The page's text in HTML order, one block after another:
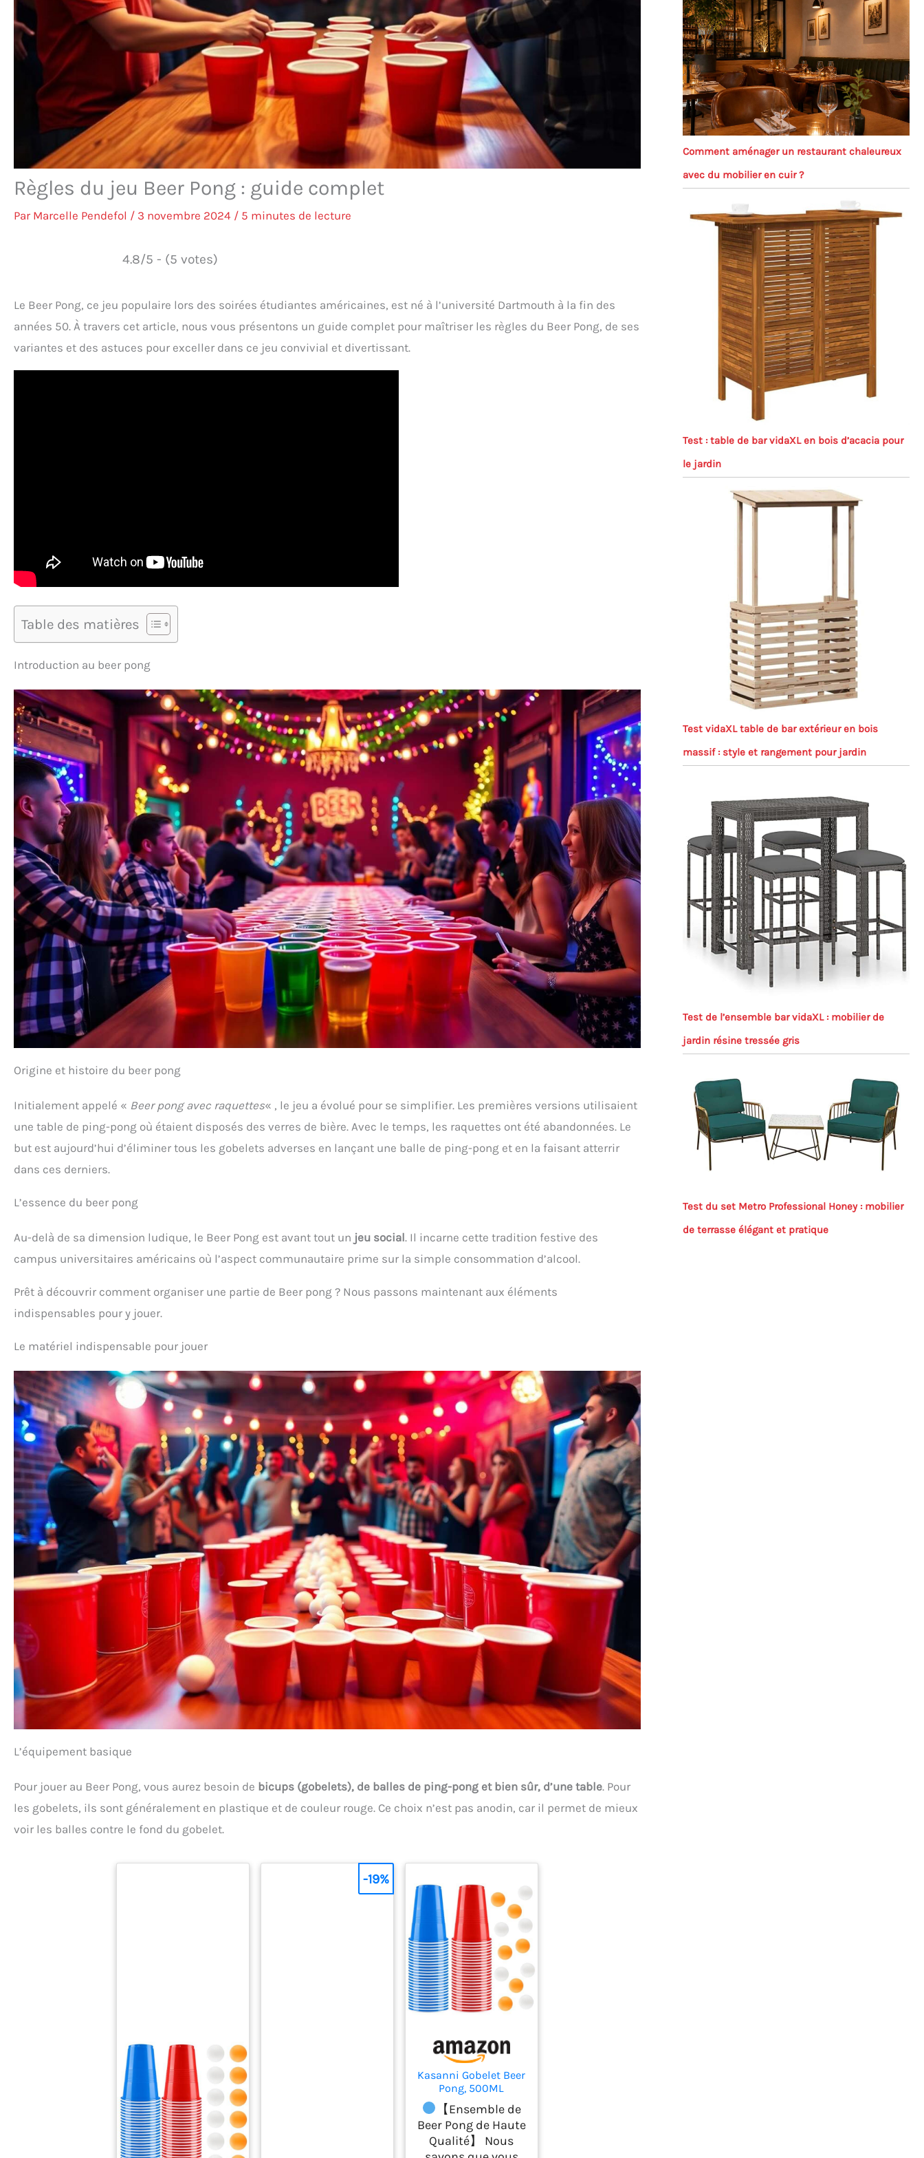
Règles du jeu Beer Pong : guide complet
Par Marcelle Pendefol / 3 novembre 2024 / 5 minutes de lecture
4.8/5 - (5 votes)
Le Beer Pong, ce jeu populaire lors des soirées étudiantes américaines, est né à l’université Dartmouth à la fin des
années 50. À travers cet article, nous vous présentons un guide complet pour maîtriser les règles du Beer Pong, de ses
variantes et des astuces pour exceller dans ce jeu convivial et divertissant.
Table des matières
Introduction au beer pong
Origine et histoire du beer pong
Initialement appelé « Beer pong avec raquettes« , le jeu a évolué pour se simplifier. Les premières versions utilisaient
une table de ping-pong où étaient disposés des verres de bière. Avec le temps, les raquettes ont été abandonnées. Le
but est aujourd’hui d’éliminer tous les gobelets adverses en lançant une balle de ping-pong et en la faisant atterrir
dans ces derniers.
L’essence du beer pong
Au-delà de sa dimension ludique, le Beer Pong est avant tout un jeu social. Il incarne cette tradition festive des
campus universitaires américains où l’aspect communautaire prime sur la simple consommation d’alcool.
Prêt à découvrir comment organiser une partie de Beer pong ? Nous passons maintenant aux éléments
indispensables pour y jouer.
Le matériel indispensable pour jouer
L’équipement basique
Pour jouer au Beer Pong, vous aurez besoin de bicups (gobelets), de balles de ping-pong et bien sûr, d’une table. Pour
les gobelets, ils sont généralement en plastique et de couleur rouge. Ce choix n’est pas anodin, car il permet de mieux
voir les balles contre le fond du gobelet.
-19%
Kasanni Gobelet Beer
Pong, 500ML
Réutilisables Tasse
de Bière Pong, Biere
Pong, Gobelet Rouge
avec 12 Balles de
Ping-Pong, pour Une
【Ensemble de
Beer Pong de Haute
Qualité】 Nous
Comment aménager un restaurant chaleureux
avec du mobilier en cuir ?
Test : table de bar vidaXL en bois d’acacia pour
le jardin
Test vidaXL table de bar extérieur en bois
massif : style et rangement pour jardin
Test de l’ensemble bar vidaXL : mobilier de
jardin résine tressée gris
Test du set Metro Professional Honey : mobilier
de terrasse élégant et pratique